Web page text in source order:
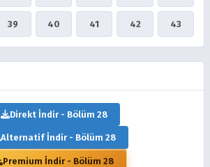
39 40 41 42 43
Direkt İndir - Bölüm 28
Alternatif İndir - Bölüm 28
Premium İndir - Bölüm 28